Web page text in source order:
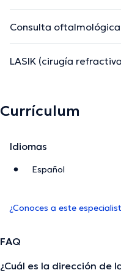
Consulta oftalmológica
LASIK (cirugía
Currículum
Idiomas
Español
¿Conoces a este
FAQ
¿Cuál es la dirección de